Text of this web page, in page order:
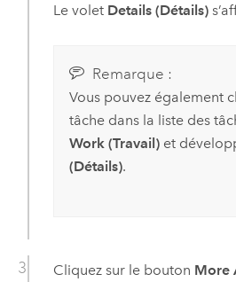
Le volet Details (Détails)
Remarque :
Vous pouvez également
tâche dans la liste des
Work (Travail)et
(Détails).
Cliquez sur le bouton More